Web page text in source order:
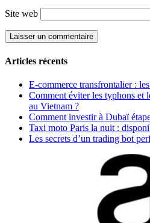
Site web
Articles récents
E-commerce transfrontalier :
Comment éviter les typhons et
au Vietnam ?
Comment investir à Dubaï
Taxi moto Paris la nuit :
Les secrets d’un trading bot